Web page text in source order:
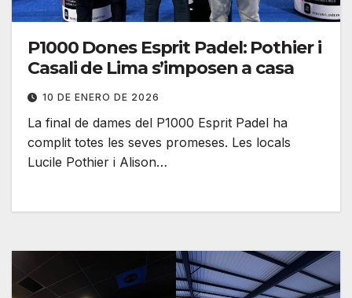
P1000 Dones Esprit Padel: Pothier i
Casali de Lima s’imposen a casa
10 DE ENERO DE 2026
La final de dames del P1000 Esprit Padel ha
complit totes les seves promeses. Les locals
Lucile Pothier i Alison…